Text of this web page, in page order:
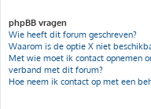
phpBB vragen
Wie heeft dit forum geschreven?
Waarom is de optie X niet
Met wie moet ik contact opnemen
verband met dit forum?
Hoe neem ik contact op met een